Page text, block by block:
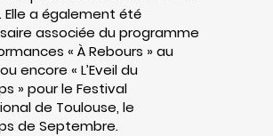
Elle a également été
associée du programme
« À Rebours » au
encore « L’Eveil du
» pour le Festival
de Toulouse, le
de Septembre.